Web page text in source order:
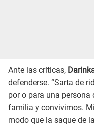
Ante las críticas,
defenderse. “Sarta de
por o para una persona
familia y convivimos.
modo que la saque de